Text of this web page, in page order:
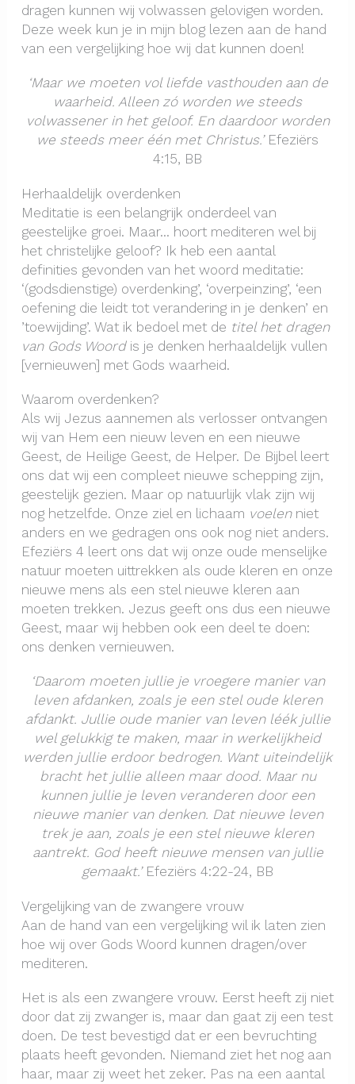
dragen kunnen wij volwassen gelovigen worden.
Deze week kun je in mijn blog lezen aan de hand
van een vergelijking hoe wij dat kunnen doen!
‘Maar we moeten vol liefde vasthouden aan de
waarheid. Alleen zó worden we steeds
volwassener in het geloof. En daardoor worden
we steeds meer één met Christus.’ Efeziërs
4:15, BB
Herhaaldelijk overdenken
Meditatie is een belangrijk onderdeel van
geestelijke groei. Maar… hoort mediteren wel bij
het christelijke geloof? Ik heb een aantal
definities gevonden van het woord meditatie:
‘(godsdienstige) overdenking’, ‘overpeinzing’, ‘een
oefening die leidt tot verandering in je denken’ en
’toewijding’. Wat ik bedoel met de titel het dragen
van Gods Woordis je denken herhaaldelijk vullen
[vernieuwen] met Gods waarheid.
Waarom overdenken?
Als wij Jezus aannemen als verlosser ontvangen
wij van Hem een nieuw leven en een nieuwe
Geest, de Heilige Geest, de Helper. De Bijbel leert
ons dat wij een compleet nieuwe schepping zijn,
geestelijk gezien. Maar op natuurlijk vlak zijn wij
nog hetzelfde. Onze ziel en lichaam voelen niet
anders en we gedragen ons ook nog niet anders.
Efeziërs 4 leert ons dat wij onze oude menselijke
natuur moeten uittrekken als oude kleren en onze
nieuwe mens als een stel nieuwe kleren aan
moeten trekken. Jezus geeft ons dus een nieuwe
Geest, maar wij hebben ook een deel te doen:
ons denken vernieuwen.
‘Daarom moeten jullie je vroegere manier van
leven afdanken, zoals je een stel oude kleren
afdankt. Jullie oude manier van leven léék jullie
wel gelukkig te maken, maar in werkelijkheid
werden jullie erdoor bedrogen. Want uiteindelijk
bracht het jullie alleen maar dood. Maar nu
kunnen jullie je leven veranderen door een
nieuwe manier van denken. Dat nieuwe leven
trek je aan, zoals je een stel nieuwe kleren
aantrekt. God heeft nieuwe mensen van jullie
gemaakt.’Efeziërs 4:22-24, BB
Vergelijking van de zwangere vrouw
Aan de hand van een vergelijking wil ik laten zien
hoe wij over Gods Woord kunnen dragen/over
mediteren.
Het is als een zwangere vrouw. Eerst heeft zij niet
door dat zij zwanger is, maar dan gaat zij een test
doen. De test bevestigd dat er een bevruchting
plaats heeft gevonden. Niemand ziet het nog aan
haar, maar zij weet het zeker. Pas na een aantal